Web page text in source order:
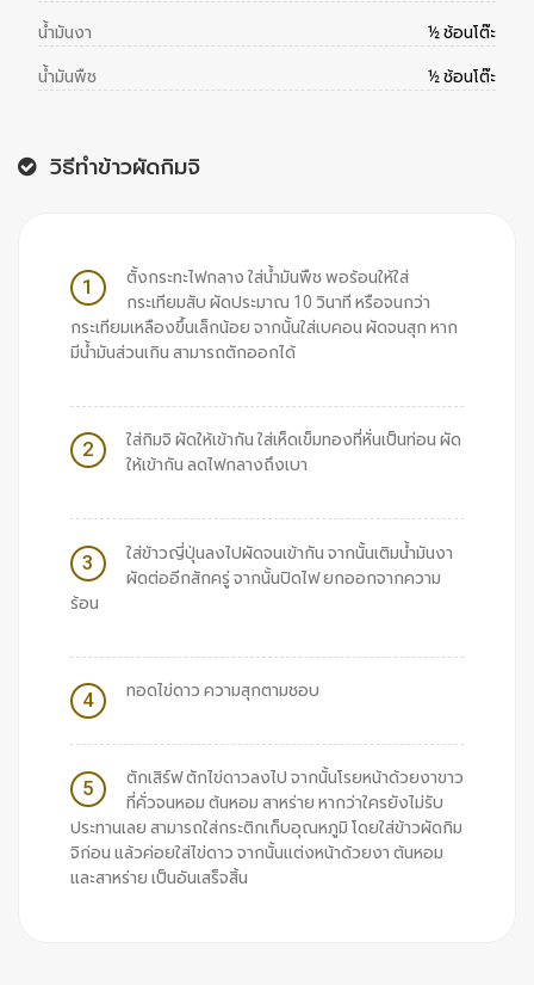
น้ำมันงา ½ ช้อนโต๊ะ
น้ำมันพืช ½ ช้อนโต๊ะ
วิธีทำข้าวผัดกิมจิ
1
ตั้งกระทะไฟกลาง ใส่น้ำมันพืช พอร้อนให้ใส่
กระเทียมสับ ผัดประมาณ 10 วินาที หรือจนกว่า
กระเทียมเหลืองขึ้นเล็กน้อย จากนั้นใส่เบคอน ผัดจนสุก หาก
มีน้ำมันส่วนเกิน สามารถตักออกได้
2
ใส่กิมจิ ผัดให้เข้ากัน ใส่เห็ดเข็มทองที่หั่นเป็นท่อน ผัด
ให้เข้ากัน ลดไฟกลางถึงเบา
3
ใส่ข้าวญี่ปุ่นลงไปผัดจนเข้ากัน จากนั้นเติมน้ำมันงา
ผัดต่ออีกสักครู่ จากนั้นปิดไฟ ยกออกจากความ
ร้อน
4 ทอดไข่ดาว ความสุกตามชอบ
5
ตักเสิร์ฟ ตักไข่ดาวลงไป จากนั้นโรยหน้าด้วยงาขาว
ที่คั่วจนหอม ต้นหอม สาหร่าย หากว่าใครยังไม่รับ
ประทานเลย สามารถใส่กระติกเก็บอุณหภูมิ โดยใส่ข้าวผัดกิม
จิก่อน แล้วค่อยใส่ไข่ดาว จากนั้นแต่งหน้าด้วยงา ต้นหอม
และสาหร่าย เป็นอันเสร็จสิ้น